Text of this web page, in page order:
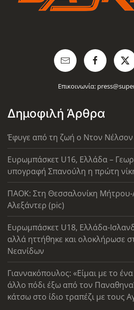
Επικοινωνία:
Δημοφιλή Άρθρα
Έφυγε από τη ζωή ο Ντον Νέλσον
Ευρωμπάσκετ U16, Ελλάδα –
υπογραφή Σπανούλη η πρώτη
ΠΑΟΚ: Στη Θεσσαλονίκη Μήτρου-
Αλεξάντερ (pic)
Ευρωμπάσκετ U18, Ελλάδα-
αλλά ηττήθηκε και ολοκλήρωσε
Νεανίδων
Γιαννακόπουλος: «Είμαι με το
άλλο πόδι έξω από τον
κάτσω στο ίδιο τραπέζι με τους